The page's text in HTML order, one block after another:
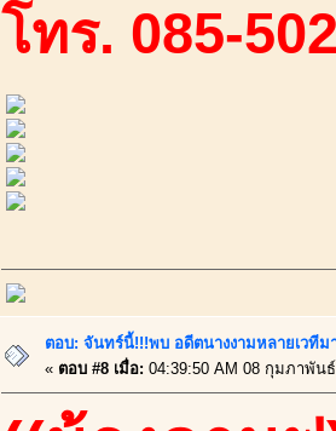
โทร. 085-
ตอบ: จันทร์นี้!!!พบ อดีตนางงามหลายเวที
« ตอบ #8 เมื่อ: 04:39:50 AM 08 กุมภาพัน